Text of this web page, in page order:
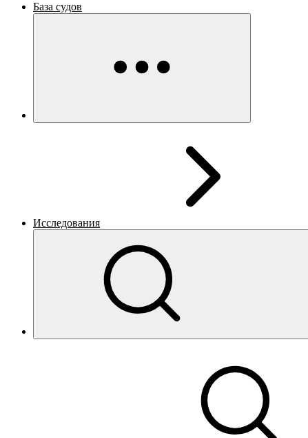
База судов
Исследования